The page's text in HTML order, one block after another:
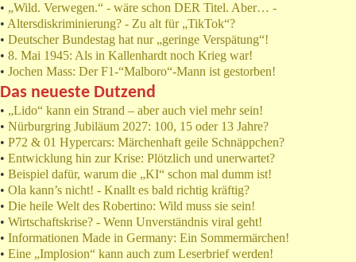
• „Wild. Verwegen.“ - wäre schon DER Titel. Aber… -
• Altersdiskriminierung? - Zu alt für „TikTok“?
• Deutscher Bundestag hat nur „geringe Verspätung“!
• 8. Mai 1945: Als in Kallenhardt noch Krieg war!
• Jochen Mass: Der F1-“Malboro“-Mann ist gestorben!
Das neueste Dutzend
• „Lido“ kann ein Strand – aber auch viel mehr sein!
• Nürburgring Jubiläum 2027: 100, 15 oder 13 Jahre?
• P72 & 01 Hypercars: Märchenhaft geile Schnäppchen?
• Entwicklung hin zur Krise: Plötzlich und unerwartet?
• Beispiel dafür, warum die „KI“ schon mal dumm ist!
• Ola kann’s nicht! - Knallt es bald richtig kräftig?
• Die heile Welt des Robertino: Wild muss sie sein!
• Wirtschaftskrise? - Wenn Unverständnis viral geht!
• Informationen Made in Germany: Ein Sommermärchen!
• Eine „Implosion“ kann auch zum Leserbrief werden!